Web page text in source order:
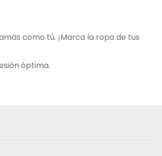
como tú. ¡Marca la ropa de tus
óptima.